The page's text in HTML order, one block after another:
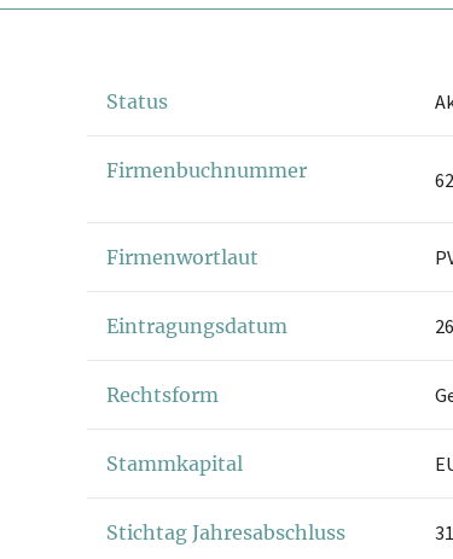
Status
Firmenbuchnummer
Firmenwortlaut
Eintragungsdatum
Rechtsform
Stammkapital
Stichtag Jahresabschluss